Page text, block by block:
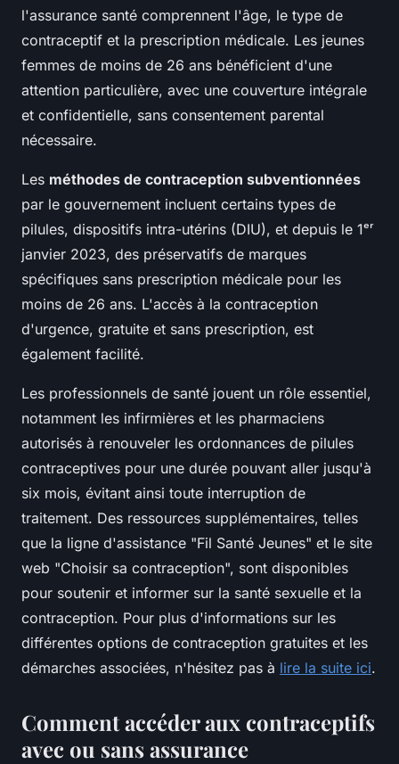
l'assurance santé comprennent l'âge, le type de
contraceptif et la prescription médicale. Les jeunes
femmes de moins de 26 ans bénéficient d'une
attention particulière, avec une couverture intégrale
et confidentielle, sans consentement parental
nécessaire.
Les méthodes de contraception subventionnées
par le gouvernement incluent certains types de
pilules, dispositifs intra-utérins (DIU), et depuis le 1ᵉʳ
janvier 2023, des préservatifs de marques
spécifiques sans prescription médicale pour les
moins de 26 ans. L'accès à la contraception
d'urgence, gratuite et sans prescription, est
également facilité.
Les professionnels de santé jouent un rôle essentiel,
notamment les infirmières et les pharmaciens
autorisés à renouveler les ordonnances de pilules
contraceptives pour une durée pouvant aller jusqu'à
six mois, évitant ainsi toute interruption de
traitement. Des ressources supplémentaires, telles
que la ligne d'assistance "Fil Santé Jeunes" et le site
web "Choisir sa contraception", sont disponibles
pour soutenir et informer sur la santé sexuelle et la
contraception. Pour plus d'informations sur les
différentes options de contraception gratuites et les
démarches associées, n'hésitez pas à lire la suite ici.
Comment accéder aux contraceptifs
avec ou sans assurance